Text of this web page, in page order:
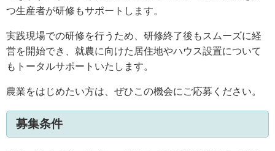
つ生産者が研修もサポートします。
実践現場での研修を行うため、研修終了後もスムーズに経
営を開始でき、就農に向けた居住地やハウス設置について
もトータルサポートいたします。
農業をはじめたい方は、ぜひこの機会にご応募ください。
募集条件